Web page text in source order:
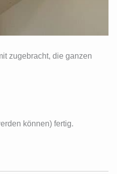
zugebracht, die ganzen
können) fertig.